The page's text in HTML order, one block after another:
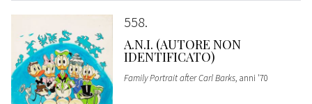
558
A.N.I. (AUTORE NON
IDENTIFICATO)
Family Portrait after Carl Barks, anni '70